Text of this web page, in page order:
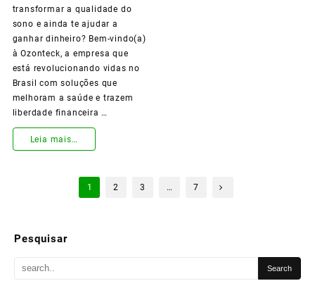
transformar a qualidade do
sono e ainda te ajudar a
ganhar dinheiro? Bem-vindo(a)
à Ozonteck, a empresa que
está revolucionando vidas no
Brasil com soluções que
melhoram a saúde e trazem
liberdade financeira …
Leia mais…
1 2 3 … 7
Pesquisar